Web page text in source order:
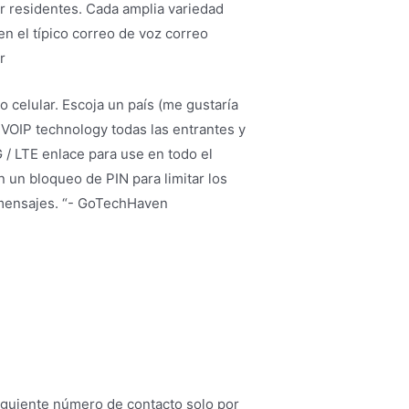
Cada amplia variedad
el típico correo de voz correo
celular. Escoja un país (me gustaría
technology todas las entrantes y
LTE enlace para use en todo el
bloqueo de PIN para limitar los
“- GoTechHaven
número de contacto solo por